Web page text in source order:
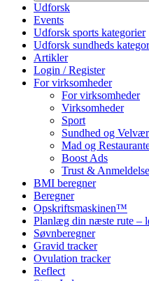
Udforsk
Events
Udforsk sports kategorier
Udforsk sundheds
Artikler
Login / Register
For virksomheder
For virksomheder
Virksomheder
Sport
Sundhed og
Mad og
Boost Ads
Trust &
BMI beregner
Beregner
Opskriftsmaskinen™
Planlæg din næste rute –
Søvnberegner
Gravid tracker
Ovulation tracker
Reflect